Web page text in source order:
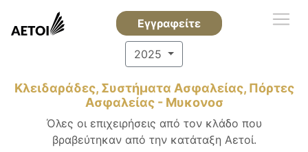
Εγγραφείτε
2025
Κλειδαράδες, Συστήματα Ασφαλείας, Πόρτες
Ασφαλείας - Μυκονοσ
Όλες οι επιχειρήσεις από τον κλάδο που
βραβεύτηκαν από την κατάταξη Αετοί.